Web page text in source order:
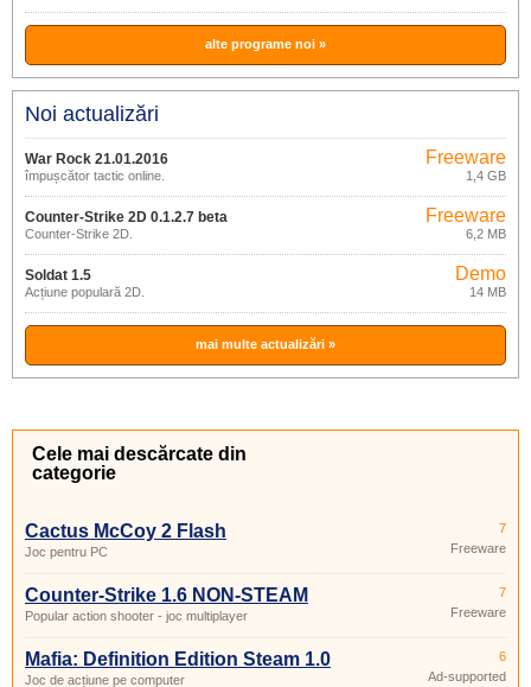
alte programe noi »
Noi actualizări
War Rock 21.01.2016
împușcător tactic online.
Freeware
1,4 GB
Counter-Strike 2D 0.1.2.7 beta
Counter-Strike 2D.
Freeware
6,2 MB
Soldat 1.5
Acțiune populară 2D.
Demo
14 MB
mai multe actualizări »
Cele mai descărcate din
categorie
Cactus McCoy 2 Flash
Joc pentru PC
7
Freeware
Counter-Strike 1.6 NON-STEAM
Popular action shooter - joc multiplayer
7
Freeware
Mafia: Definition Edition Steam 1.0
Joc de acțiune pe computer
6
Ad-supported